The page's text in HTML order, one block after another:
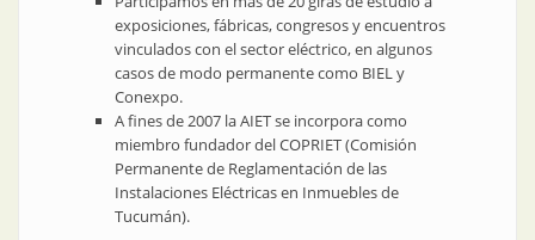
exposiciones, fábricas, congresos y encuentros
vinculados con el sector eléctrico, en algunos
casos de modo permanente como BIEL y
Conexpo.
A fines de 2007 la AIET se incorpora como
miembro fundador del COPRIET (Comisión
Permanente de Reglamentación de las
Instalaciones Eléctricas en Inmuebles de
Tucumán).